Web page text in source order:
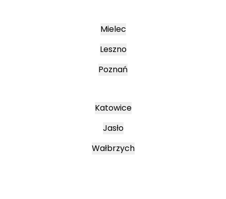
Mielec
Leszno
Poznań
Katowice
Jasło
Wałbrzych